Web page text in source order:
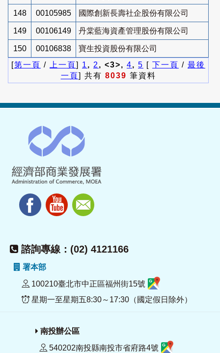
148 00105985 國際創新長壽社企股份有限公司
149 00106149 丹棠藍海資產管理股份有限公司
150 00106838
寶生投資股份有限公司
[第一頁 / 上一頁] 1 , 2 , <3>, 4, 5 [ 下一頁 / 最後
一頁] 共有 8039 筆資料
諮詢專線：(02) 4121166
署本部
100210臺北市中正區福州街15號
星期一至星期五8:30～17:30（國定假日除外）
南投辦公區
540202南投縣南投市省府路4號